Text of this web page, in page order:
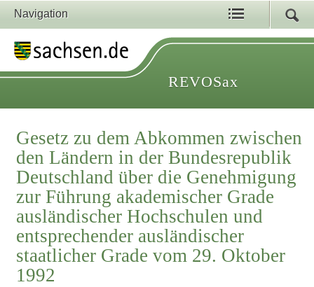
Navigation
REVOSax
Gesetz zu dem Abkommen zwischen
den Ländern in der Bundesrepublik
Deutschland über die Genehmigung
zur Führung akademischer Grade
ausländischer Hochschulen und
entsprechender ausländischer
staatlicher Grade vom 29. Oktober
1992